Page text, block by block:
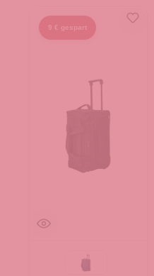
9 € gespart